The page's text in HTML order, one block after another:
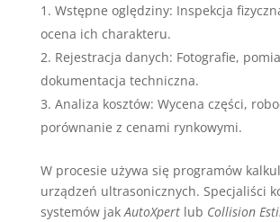
Wstępne oględziny: Inspekcja
ocena ich charakteru.
Rejestracja danych: Fotografie,
dokumentacja techniczna.
Analiza kosztów: Wycena części,
porównanie z cenami rynkowymi.
W procesie używa się programów
urządzeń ultrasonicznych. Specjaliści
systemów jak AutoXpertlub Collision